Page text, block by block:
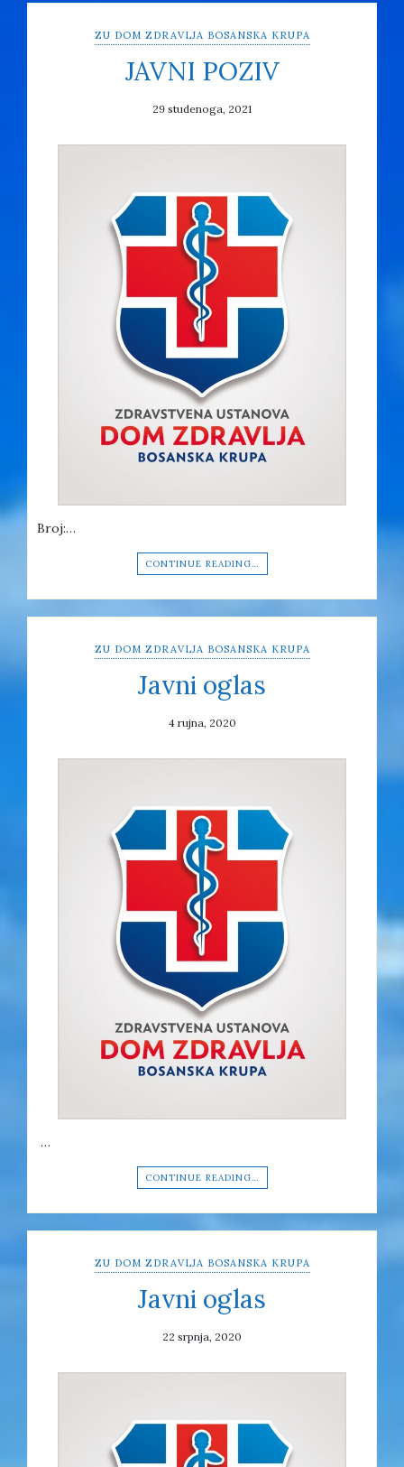
ZU DOM ZDRAVLJA BOSANSKA KRUPA
JAVNI POZIV
29 studenoga, 2021
Broj:…
CONTINUE READING…
ZU DOM ZDRAVLJA BOSANSKA KRUPA
Javni oglas
4 rujna, 2020
…
CONTINUE READING…
ZU DOM ZDRAVLJA BOSANSKA KRUPA
Javni oglas
22 srpnja, 2020